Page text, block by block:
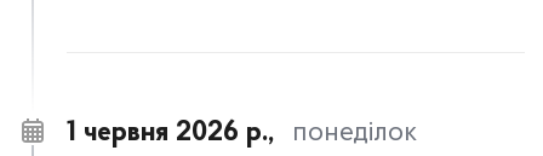
1 червня 2026 р., понеділок